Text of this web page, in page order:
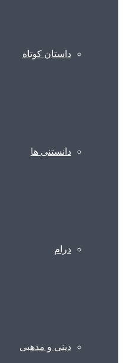
داستان کوتاه
دانستنی ها
درام
دینی و مذهبی